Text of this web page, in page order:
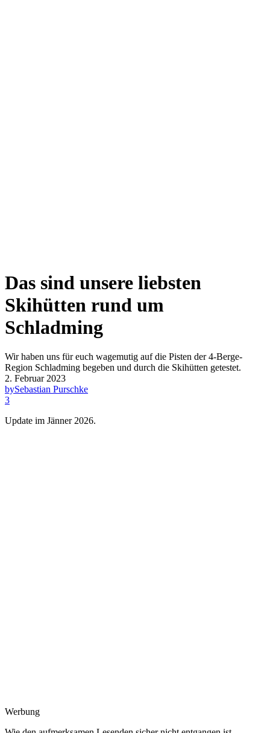
Das sind unsere liebsten
Skihütten rund um
Schladming
Wir haben uns für euch wagemutig auf die Pisten der 4-Berge-
Region Schladming begeben und durch die Skihütten getestet.
2. Februar 2023
bySebastian Purschke
3
Update im Jänner 2026.
Werbung